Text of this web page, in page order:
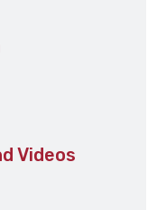
Videos